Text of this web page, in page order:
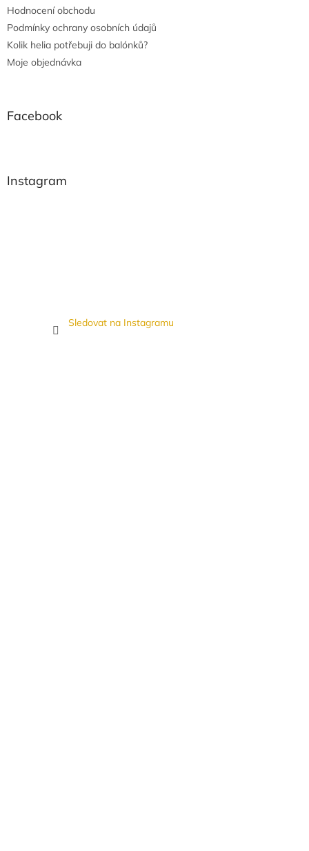
Hodnocení obchodu
Podmínky ochrany osobních údajů
Kolik helia potřebuji do balónků?
Moje objednávka
Facebook
Instagram
Sledovat na Instagramu